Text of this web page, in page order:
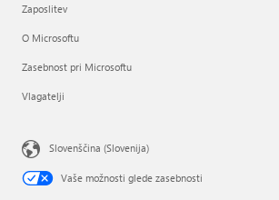
Zaposlitev
O Microsoftu
Zasebnost pri Microsoftu
Vlagatelji
Slovenščina (Slovenija)
Vaše možnosti glede zasebnosti